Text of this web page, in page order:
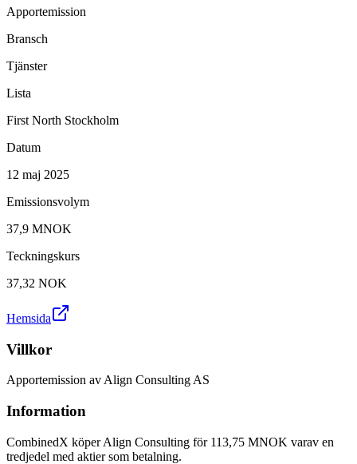
Apportemission
Bransch
Tjänster
Lista
First North Stockholm
Datum
12 maj 2025
Emissionsvolym
37,9 MNOK
Teckningskurs
37,32 NOK
Hemsida
Villkor
Apportemission av Align Consulting AS
Information
CombinedX köper Align Consulting för 113,75 MNOK varav en
tredjedel med aktier som betalning.